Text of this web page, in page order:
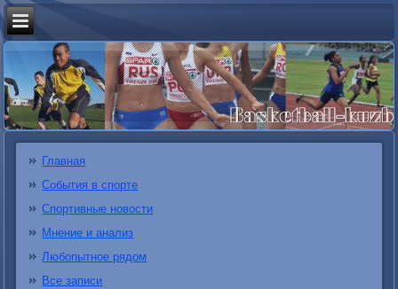
Главная
События в спорте
Спортивные новости
Мнение и анализ
Любопытное рядом
Все записи